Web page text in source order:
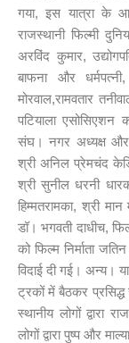
गया, इस यात्रा के
राजस्थानी फिल्मी
अरविंद कुमार,
बाफना और धर्मपत्नी,
मोरवाल,रामवतार
पटियाला एसोसिएशन
संघ। नगर अध्यक्ष और
श्री अनिल प्रेमचंद
श्री सुनील धरनी
हिम्मतरामका, श्री
डॉ। भगवती दाधीच,
को फिल्म निर्माता
विदाई दी गई। अन्य।
ट्रकों में बैठकर प्रसिद्ध
स्थानीय लोगों द्वारा
लोगों द्वारा पुष्प और